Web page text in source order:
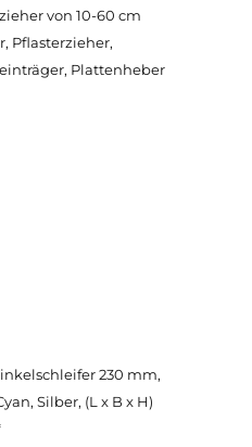
von 10-60 cm
Pflasterzieher,
Plattenheber
230 mm,
Silber, (L x B x H)